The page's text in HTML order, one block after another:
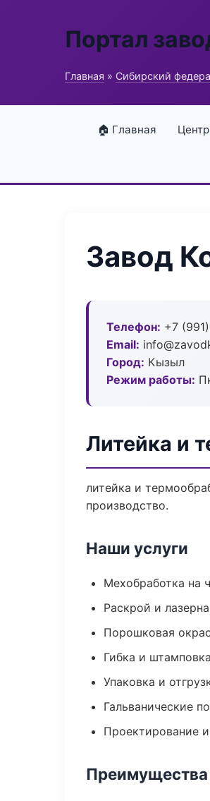
Портал
Главная » Сибирский
🏠 Главная
Завод
Телефон: +7
Email:
Город: Кызыл
Режим работы:
Литейка и
литейка и
производство.
Наши услуги
Мехобработка на
Раскрой и
Порошковая
Гибка и штамповка
Упаковка и
Гальванические
Проектирование